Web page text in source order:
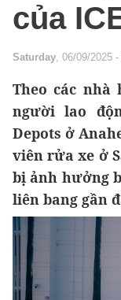
của
Saturday, 06/09/2025
Theo các nhà
người lao
Depots ở
viên rửa xe ở
bị ảnh hưởng
liên bang gần